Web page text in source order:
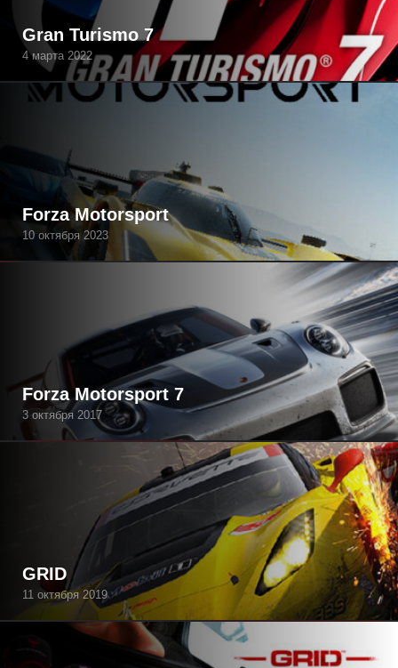
Gran Turismo 7
4 марта 2022
Forza Motorsport
10 октября 2023
Forza Motorsport 7
3 октября 2017
GRID
11 октября 2019